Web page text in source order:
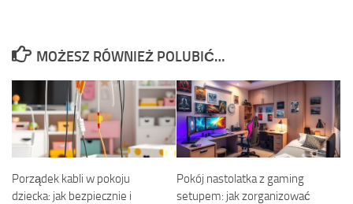
MOŻESZ RÓWNIEŻ POLUBIĆ…
Porządek kabli w pokoju
dziecka: jak bezpiecznie i
Pokój nastolatka z gaming
setupem: jak zorganizować